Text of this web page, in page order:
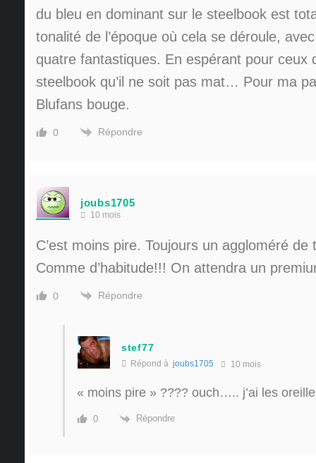
du bleu en dominant sur le steelbook est
tonalité de l’époque où cela se déroule,
quatre fantastiques. En espérant pour ceux
steelbook qu’il ne soit pas mat… Pour ma
Blufans bouge.
0 Répondre
joubs1705
10 mois
C’est moins pire. Toujours un aggloméré
Comme d’habitude!!! On attendra un
0 Répondre
stef77
Répond à joubs1705 10 mois
« moins pire » ???? ouch….. j’ai les
0 Répondre